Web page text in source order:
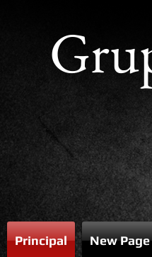
Principal New Page